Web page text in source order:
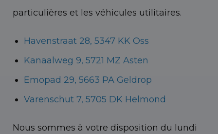
particulières et les véhicules utilitaires.
Havenstraat 28, 5347 KK Oss
Kanaalweg 9, 5721 MZ Asten
Emopad 29, 5663 PA Geldrop
Varenschut 7, 5705 DK Helmond
Nous sommes à votre disposition du lundi